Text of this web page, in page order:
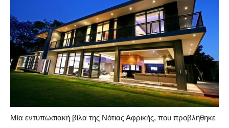
Μία εντυπωσιακή βίλα της Νότιας Αφρικής, που προβλήθηκε